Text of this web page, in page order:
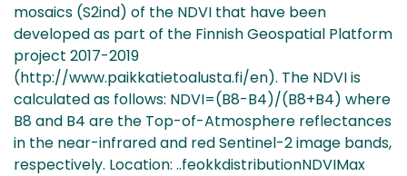
mosaics (S2ind) of the NDVI that have been
developed as part of the Finnish Geospatial Platform
project 2017-2019
(http://www.paikkatietoalusta.fi/en). The NDVI is
calculated as follows: NDVI=(B8-B4)/(B8+B4) where
B8 and B4 are the Top-of-Atmosphere reflectances
in the near-infrared and red Sentinel-2 image bands,
respectively. Location: ..feokkdistributionNDVIMax